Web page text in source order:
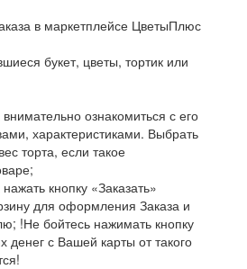
в маркетплейсе ЦветыПлюс
букет, цветы, тортик или
внимательно ознакомиться с его
характеристиками. Выбрать
торта, если такое
кнопку «Заказать»
для оформления Заказа и
!Не бойтесь нажимать кнопку
денег с Вашей карты от такого